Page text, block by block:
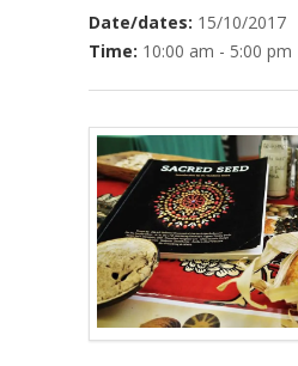
Date/dates: 15/10/2017
Time: 10:00 am - 5:00 pm